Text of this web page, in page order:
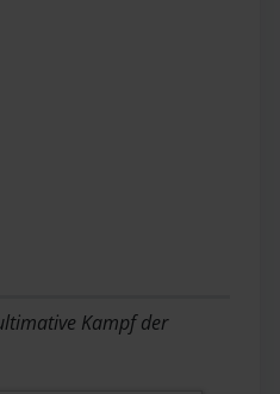
Kampf der